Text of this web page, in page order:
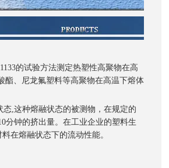
的试验方法测定热塑性高聚物在高
酯、尼龙氟塑料等高聚物在高温下熔体
,这种熔融状态的被测物，在规定的
分钟的挤出量。在工业企业的塑料生
在熔融状态下的流动性能。